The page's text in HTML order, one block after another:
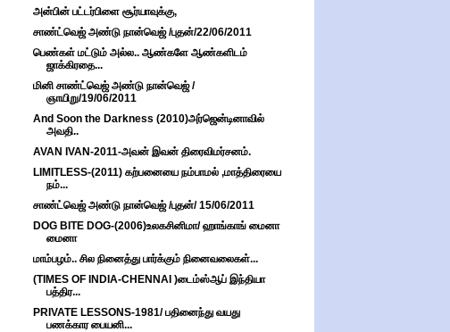
அன்பின் பட்டர்பிளை சூர்யாவுக்கு,
சாண்ட்வெஜ் அண்டு நான்வெஜ் /புதன்/22/06/2011
பெண்கள் மட்டும் அல்ல.. ஆண்களே ஆண்களிடம்
ஜாக்கிரதை...
மினி சாண்ட்வெஜ் அண்டு நான்வெஜ் /
ஞாயிறு/19/06/2011
And Soon the Darkness (2010)அர்ஜென்டினாவில்
அவதி..
AVAN IVAN-2011-அவன் இவன் திரைவிமர்சனம்.
LIMITLESS-(2011) கற்பனையை நம்பாமல் ,மாத்திரையை
நம்...
சாண்ட்வெஜ் அண்டு நான்வெஜ் /புதன்/ 15/06/2011
DOG BITE DOG-(2006)உலகசினிமா/ ஹாங்காங் மைனா
மைனா
மாம்பழம்.. சில நினைத்து பார்க்கும் நினைவலைகள்...
(TIMES OF INDIA-CHENNAI )டைம்ஸ்ஆப் இந்தியா
பத்திர...
PRIVATE LESSONS-1981/ பதினைந்து வயது
பணக்கார பையனி...